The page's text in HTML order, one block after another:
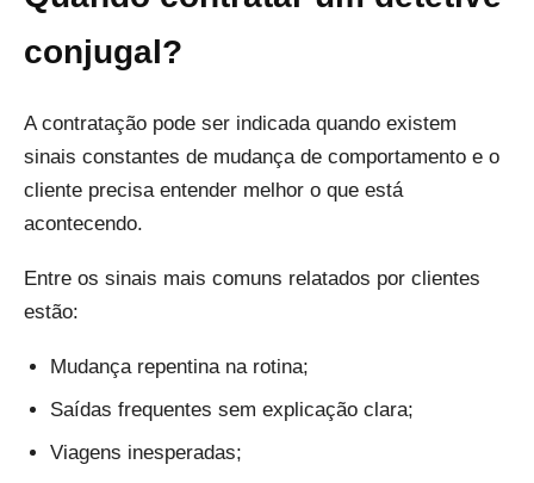
conjugal?
A contratação pode ser indicada quando existem
sinais constantes de mudança de comportamento e o
cliente precisa entender melhor o que está
acontecendo.
Entre os sinais mais comuns relatados por clientes
estão:
Mudança repentina na rotina;
Saídas frequentes sem explicação clara;
Viagens inesperadas;